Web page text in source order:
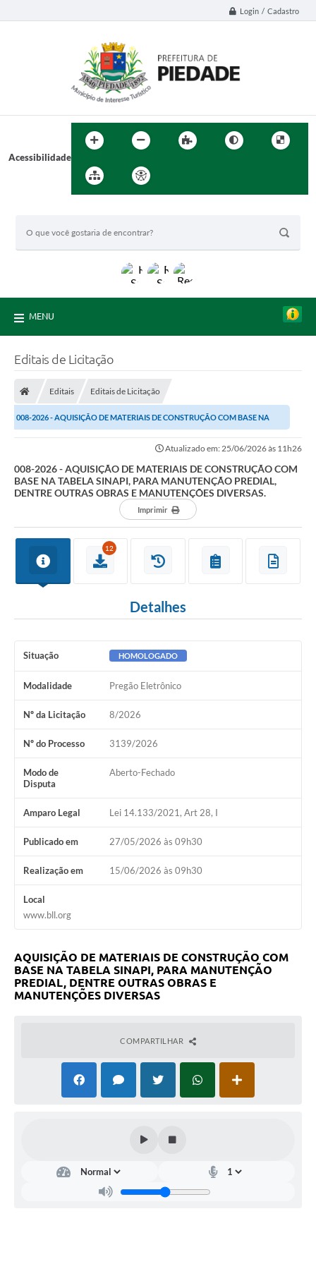
Login / Cadastro
Acessibilidade
MENU
Editais de Licitação
Editais Editais de Licitação
008-2026 - AQUISIÇÃO DE MATERIAIS DE CONSTRUÇÃO COM BASE NA
Atualizado em: 25/06/2026 às 11h26
008-2026 - AQUISIÇÃO DE MATERIAIS DE CONSTRUÇÃO COM
BASE NA TABELA SINAPI, PARA MANUTENÇÃO PREDIAL,
DENTRE OUTRAS OBRAS E MANUTENÇÕES DIVERSAS.
Imprimir
12
Detalhes
Situação HOMOLOGADO
Modalidade Pregão Eletrônico
Nº da Licitação 8/2026
Nº do Processo 3139/2026
Modo de
Disputa
Aberto-Fechado
Amparo Legal Lei 14.133/2021, Art 28, I
Publicado em 27/05/2026 às 09h30
Realização em 15/06/2026 às 09h30
Local
www.bll.org
AQUISIÇÃO DE MATERIAIS DE CONSTRUÇÃO COM
BASE NA TABELA SINAPI, PARA MANUTENÇÃO
PREDIAL, DENTRE OUTRAS OBRAS E
MANUTENÇÕES DIVERSAS
COMPARTILHAR